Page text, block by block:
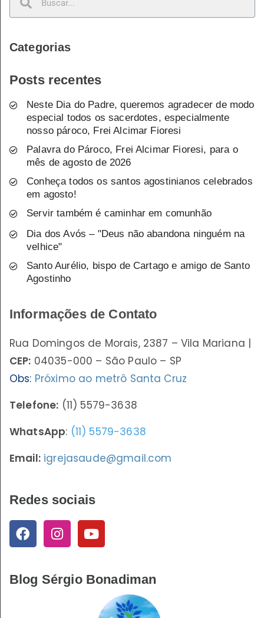
Categorias
Posts recentes
Neste Dia do Padre, queremos agradecer de modo
especial todos os sacerdotes, especialmente
nosso pároco, Frei Alcimar Fioresi
Palavra do Pároco, Frei Alcimar Fioresi, para o
mês de agosto de 2026
Conheça todos os santos agostinianos celebrados
em agosto!
Servir também é caminhar em comunhão
Dia dos Avós – "Deus não abandona ninguém na
velhice"
Santo Aurélio, bispo de Cartago e amigo de Santo
Agostinho
Informações de Contato
Rua Domingos de Morais, 2387 – Vila Mariana |
CEP: 04035-000 – São Paulo – SP
Obs: Próximo ao metrô Santa Cruz
Telefone: (11) 5579-3638
WhatsApp: (11) 5579-3638
Email: igrejasaude@gmail.com
Redes sociais
Blog Sérgio Bonadiman